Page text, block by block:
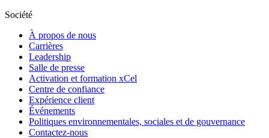
Société
À propos de nous
Carrières
Leadership
Salle de presse
Activation et formation xCel
Centre de confiance
Expérience client
Événements
Politiques environnementales, sociales et de gouvernance
Contactez-nous